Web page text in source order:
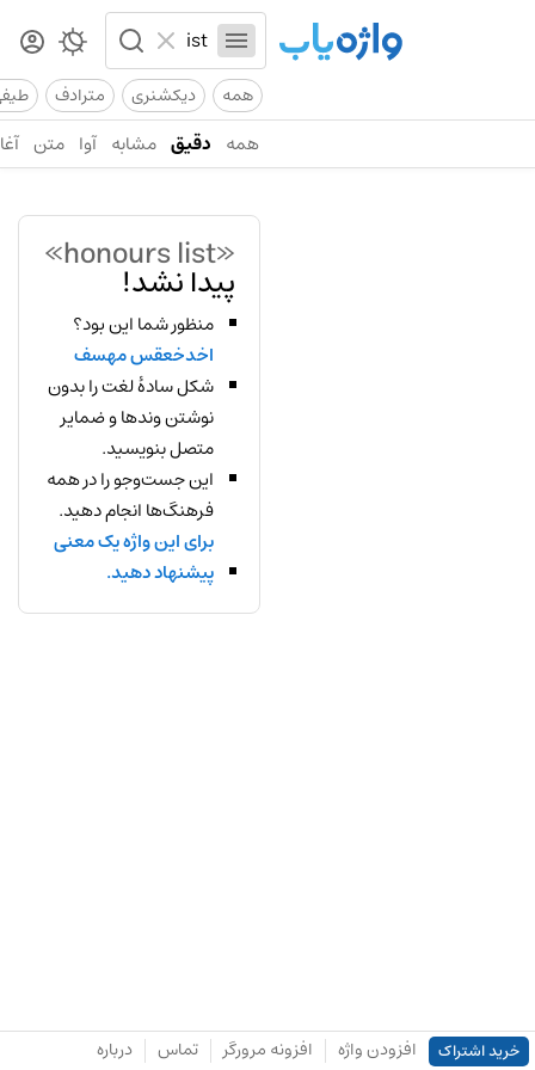
همه دیکشنری مترادف
همه دقیق مشابه آوا متن
«honours list»
پیدا نشد!
منظور شما این بود؟
اخدخعقس مهسف
شکل سادهٔ لغت را بدون
نوشتن وندها و ضمایر
متصل بنویسید.
این جست‌وجو را در همه
فرهنگ‌ها انجام دهید.
برای این واژه یک معنی
پیشنهاد دهید.
خرید اشتراک افزودن واژه افزونه مرورگر تماس درباره